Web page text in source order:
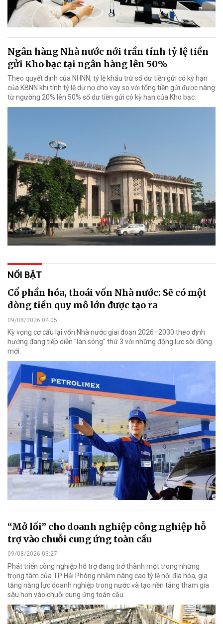
Ngân hàng Nhà nước nới trần tính tỷ lệ tiền
gửi Kho bạc tại ngân hàng lên 50%
Theo quyết định của NHNN, tỷ lệ khấu trừ số dư tiền gửi có kỳ hạn
của KBNN khi tính tỷ lệ dư nợ cho vay so với tổng tiền gửi được nâng
từ ngưỡng 20% lên 50% số dư tiền gửi có kỳ hạn của Kho bạc.
NỔI BẬT
Cổ phần hóa, thoái vốn Nhà nước: Sẽ có một
dòng tiền quy mô lớn được tạo ra
09/08/2026 04:05
Kỳ vọng cơ cấu lại vốn Nhà nước giai đoạn 2026–2030 theo định
hướng đang tiếp diễn "làn sóng" thứ 3 với những động lực sôi động
mới.
“Mở lối” cho doanh nghiệp công nghiệp hỗ
trợ vào chuỗi cung ứng toàn cầu
09/08/2026 03:27
Phát triển công nghiệp hỗ trợ đang trở thành một trong những
trọng tâm của TP Hải Phòng nhằm nâng cao tỷ lệ nội địa hóa, gia
tăng năng lực doanh nghiệp trong nước và tạo nền tảng tham gia
sâu hơn vào chuỗi cung ứng toàn cầu.